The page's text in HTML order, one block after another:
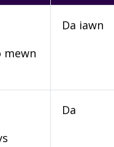
mewn
Da iawn
Da